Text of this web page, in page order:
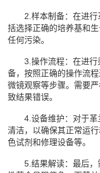
2.样本制备：在进行
括选择正确的培养基和
任何污染。
3.操作流程：在进行
备，按照正确的操作流
微镜观察等步骤。需要
致结果错误。
4.设备维护：对于革
清洁，以确保其正常运
色试剂和修理设备等。
5.结果解读：最后，